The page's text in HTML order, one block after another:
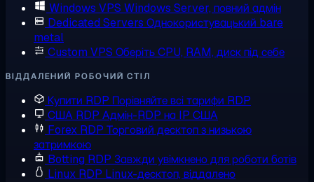
Windows VPS Windows Server, повний адмін
Dedicated Servers Однокористувацький bare
metal
Custom VPS Оберіть CPU, RAM, диск під себе
ВІДДАЛЕНИЙ РОБОЧИЙ СТІЛ
Купити RDP Порівняйте всі тарифи RDP
США RDP Адмін-RDP на IP США
Forex RDP Торговий десктоп з низькою
затримкою
Botting RDP Завжди увімкнено для роботи ботів
Linux RDP Linux-десктоп, віддалено